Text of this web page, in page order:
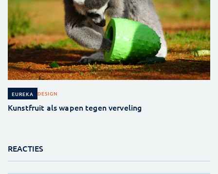
EUREKA DESIGN
Kunstfruit als wapen tegen verveling
REACTIES